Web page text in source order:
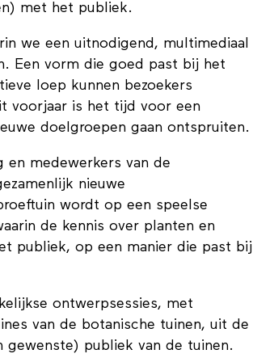
met het publiek.
we een uitnodigend, multimediaal
Een vorm die goed past bij het
loep kunnen bezoekers
voorjaar is het tijd voor een
doelgroepen gaan ontspruiten.
en medewerkers van de
nieuwe
wordt op een speelse
de kennis over planten en
publiek, op een manier die past bij
ontwerpsessies, met
van de botanische tuinen, uit de
publiek van de tuinen.